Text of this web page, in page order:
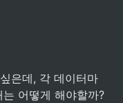
은데, 각 데이터마
어떻게 해야할까?